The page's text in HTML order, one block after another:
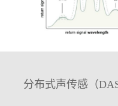
分布式声传感（DAS